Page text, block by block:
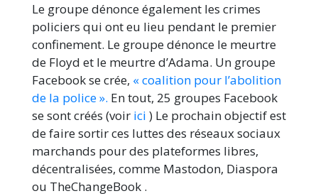
Le groupe dénonce également les crimes
policiers qui ont eu lieu pendant le premier
confinement. Le groupe dénonce le meurtre
de Floyd et le meurtre d’Adama. Un groupe
Facebook se crée, « coalition pour l’abolition
de la police ». En tout, 25 groupes Facebook
se sont créés (voir ici ) Le prochain objectif est
de faire sortir ces luttes des réseaux sociaux
marchands pour des plateformes libres,
décentralisées, comme Mastodon, Diaspora
ou TheChangeBook .